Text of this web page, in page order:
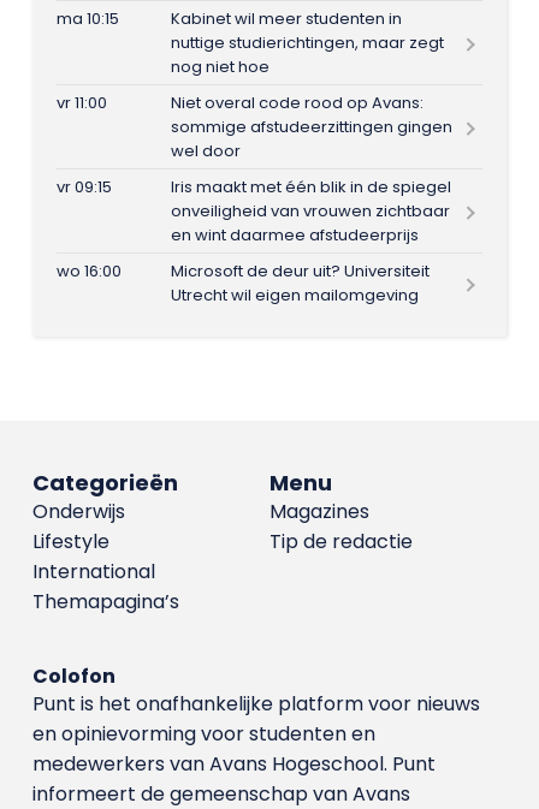
ma 10:15
Kabinet wil meer studenten in
nuttige studierichtingen, maar zegt
nog niet hoe
vr 11:00
Niet overal code rood op Avans:
sommige afstudeerzittingen gingen
wel door
vr 09:15
Iris maakt met één blik in de spiegel
onveiligheid van vrouwen zichtbaar
en wint daarmee afstudeerprijs
wo 16:00
Microsoft de deur uit? Universiteit
Utrecht wil eigen mailomgeving
Menu
Magazines
Tip de redactie
Categorieën
Onderwijs
Lifestyle
International
Themapagina’s
Colofon
Punt is het onafhankelijke platform voor nieuws
en opinievorming voor studenten en
medewerkers van Avans Hoge­school. Punt
informeert de gemeenschap van Avans